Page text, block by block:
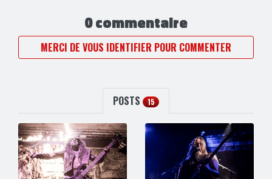
0 commentaire
MERCI DE VOUS IDENTIFIER POUR COMMENTER
POSTS 15